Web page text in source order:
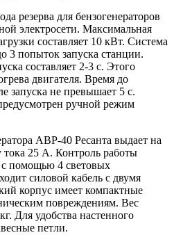
резерва для бензогенераторов
электросети. Максимальная
составляет 10 кВт. Система
3 попыток запуска станции.
составляет 2-3 с. Этого
двигателя. Время до
запуска не превышает 5 с.
ручной режим
АВР-40 Ресанта выдает на
25 А. Контроль работы
с помощью 4 световых
силовой кабель с двумя
корпус имеет компактные
повреждениям. Вес
Для удобства настенного
петли.